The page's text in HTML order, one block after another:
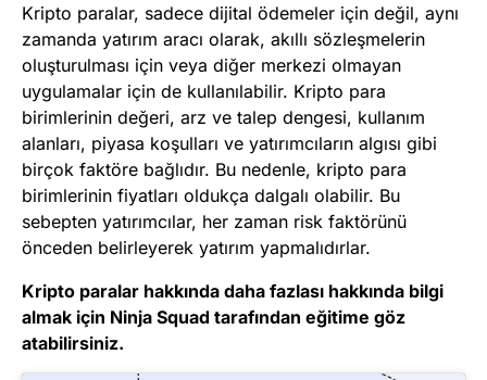
Kripto paralar, sadece dijital ödemeler için değil, aynı
zamanda yatırım aracı olarak, akıllı sözleşmelerin
oluşturulması için veya diğer merkezi olmayan
uygulamalar için de kullanılabilir. Kripto para
birimlerinin değeri, arz ve talep dengesi, kullanım
alanları, piyasa koşulları ve yatırımcıların algısı gibi
birçok faktöre bağlıdır. Bu nedenle, kripto para
birimlerinin fiyatları oldukça dalgalı olabilir. Bu
sebepten yatırımcılar, her zaman risk faktörünü
önceden belirleyerek yatırım yapmalıdırlar.
Kripto paralar hakkında daha fazlası hakkında bilgi
almak için Ninja Squad tarafından eğitime göz
atabilirsiniz.